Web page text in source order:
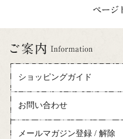
ショッピングガイド
お問い合わせ
メールマガジン登録 / 解除